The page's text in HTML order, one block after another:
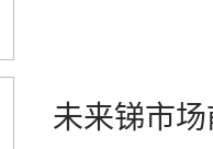
未来锑市